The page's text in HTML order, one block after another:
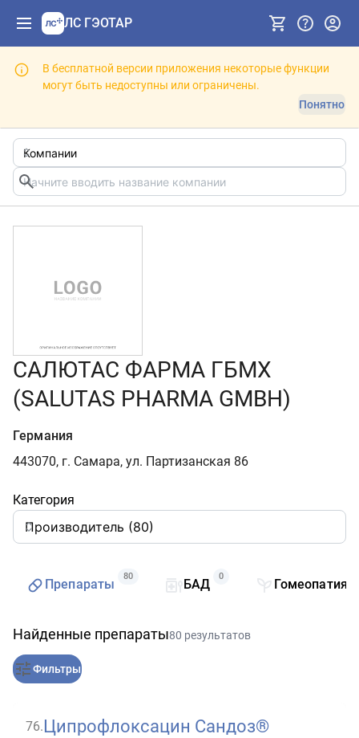
ЛС ГЭОТАР
В бесплатной версии приложения некоторые функции
могут быть недоступны или ограничены.
Понятно
САЛЮТАС ФАРМА ГБМХ
(SALUTAS PHARMA GMBH)
Германия
443070, г. Самара, ул. Партизанская 86
Категория
Препараты
80
БАД
0
Гомеопатия
Найденные препараты80 результатов
Фильтры
76.Ципрофлоксацин Сандоз®